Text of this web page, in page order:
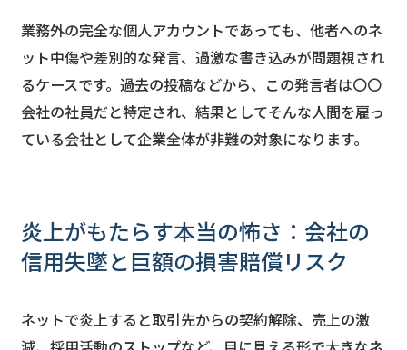
業務外の完全な個人アカウントであっても、他者へのネ
ット中傷や差別的な発言、過激な書き込みが問題視され
るケースです。過去の投稿などから、この発言者は〇〇
会社の社員だと特定され、結果としてそんな人間を雇っ
ている会社として企業全体が非難の対象になります。
炎上がもたらす本当の怖さ：会社の
信用失墜と巨額の損害賠償リスク
ネットで炎上すると取引先からの契約解除、売上の激